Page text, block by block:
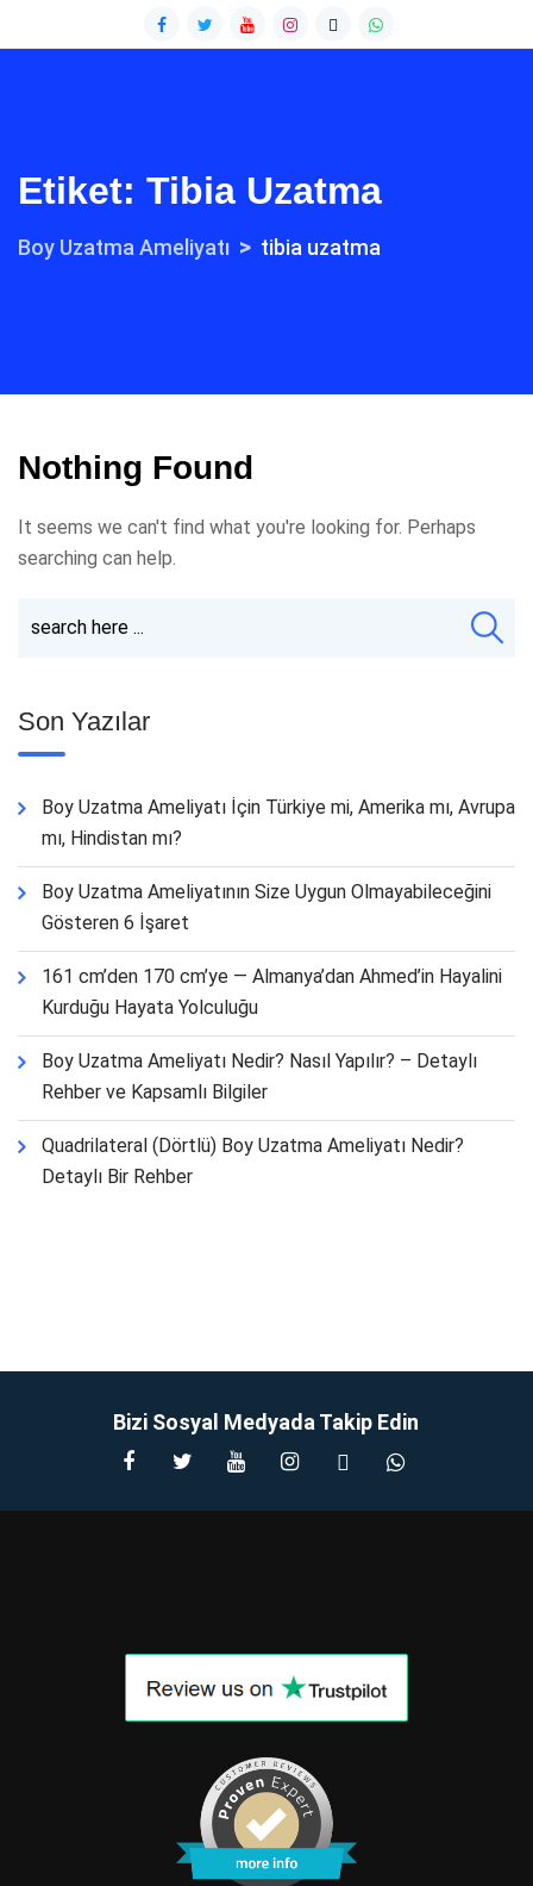
Etiket: Tibia Uzatma
Boy Uzatma Ameliyatı > tibia uzatma
Nothing Found
It seems we can't find what you're looking for. Perhaps
searching can help.
Son Yazılar
Boy Uzatma Ameliyatı İçin Türkiye mi, Amerika mı, Avrupa
mı, Hindistan mı?
Boy Uzatma Ameliyatının Size Uygun Olmayabileceğini
Gösteren 6 İşaret
161 cm’den 170 cm’ye — Almanya’dan Ahmed’in Hayalini
Kurduğu Hayata Yolculuğu
Boy Uzatma Ameliyatı Nedir? Nasıl Yapılır? – Detaylı
Rehber ve Kapsamlı Bilgiler
Quadrilateral (Dörtlü) Boy Uzatma Ameliyatı Nedir?
Detaylı Bir Rehber
Bizi Sosyal Medyada Takip Edin